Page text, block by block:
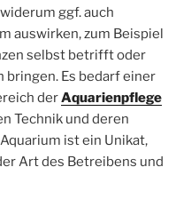
ggf. auch
auswirken, zum Beispiel
selbst betrifft oder
Es bedarf einer
derAquarienpflege
Technik und deren
ist ein Unikat,
Art des Betreibens und